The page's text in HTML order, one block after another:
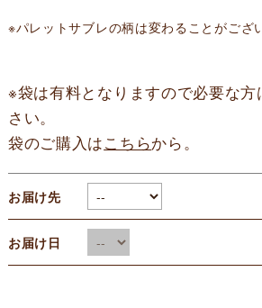
※パレットサブレの柄は変わることがござ
※袋は有料となりますので必要な
さい。
袋のご購入はこちらから。
お届け先
お届け日